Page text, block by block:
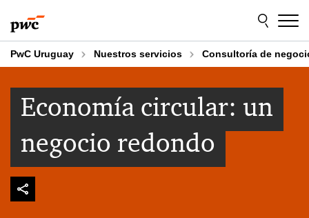
to
content
to
footer
PwC Uruguay Nuestros servicios Consultoría de
Economía circular: un
negocio redondo